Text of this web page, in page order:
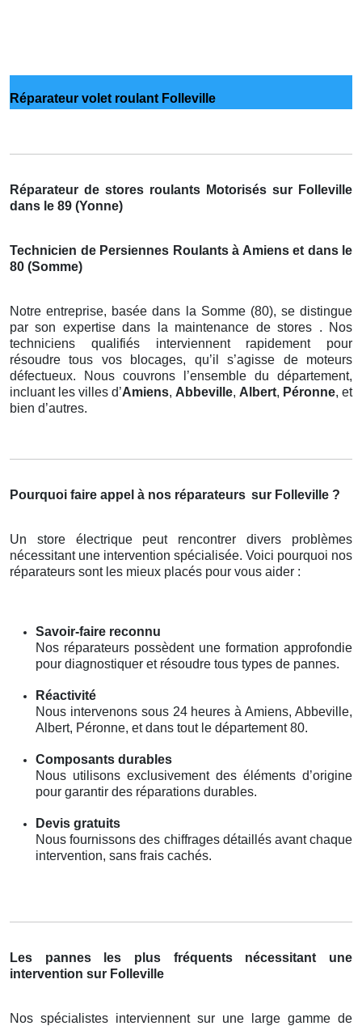
Réparateur volet roulant Folleville
Réparateur de stores roulants Motorisés sur Folleville
dans le 89 (Yonne)
Technicien de Persiennes Roulants à Amiens et dans le
80 (Somme)
Notre entreprise, basée dans la Somme (80), se distingue
par son expertise dans la maintenance de stores . Nos
techniciens qualifiés interviennent rapidement pour
résoudre tous vos blocages, qu’il s’agisse de moteurs
défectueux. Nous couvrons l’ensemble du département,
incluant les villes d’Amiens, Abbeville, Albert, Péronne, et
bien d’autres.
Pourquoi faire appel à nos réparateurs sur Folleville ?
Un store électrique peut rencontrer divers problèmes
nécessitant une intervention spécialisée. Voici pourquoi nos
réparateurs sont les mieux placés pour vous aider :
Savoir-faire reconnu
Nos réparateurs possèdent une formation approfondie
pour diagnostiquer et résoudre tous types de pannes.
Réactivité
Nous intervenons sous 24 heures à Amiens, Abbeville,
Albert, Péronne, et dans tout le département 80.
Composants durables
Nous utilisons exclusivement des éléments d’origine
pour garantir des réparations durables.
Devis gratuits
Nous fournissons des chiffrages détaillés avant chaque
intervention, sans frais cachés.
Les pannes les plus fréquents nécessitant une
intervention sur Folleville
Nos spécialistes interviennent sur une large gamme de